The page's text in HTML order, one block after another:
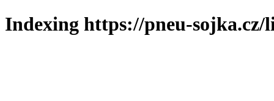
Indexing https://pneu-sojka.cz/